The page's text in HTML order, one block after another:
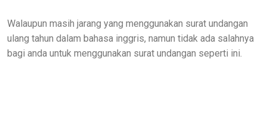
Walaupun masih jarang yang menggunakan surat undangan
ulang tahun dalam bahasa inggris, namun tidak ada salahnya
bagi anda untuk menggunakan surat undangan seperti ini.